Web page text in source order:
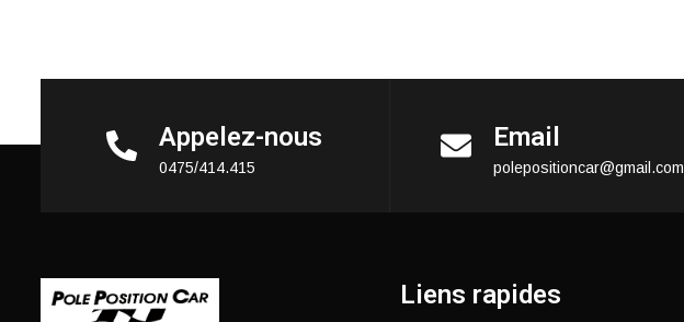
Appelez-nous
0475/414.415
Email
polepositioncar@gmail.com
Liens rapides